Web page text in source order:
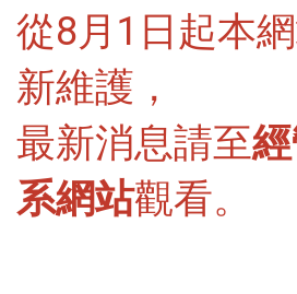
從8月1日起本
新維護，
最新消息請至
系網站觀看。